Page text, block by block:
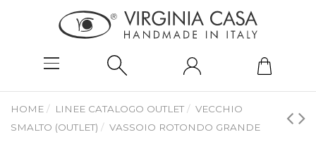
HOME LINEE CATALOGO OUTLET
VECCHIO
SMALTO (OUTLET)
VASSOIO ROTONDO GRANDE